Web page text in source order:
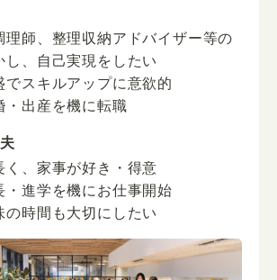
理師、整理収納アドバイザー等の
し、自己実現をしたい
でスキルアップに意欲的
・出産を機に転職
く、家事が好き・得意
・進学を機にお仕事開始
の時間も大切にしたい